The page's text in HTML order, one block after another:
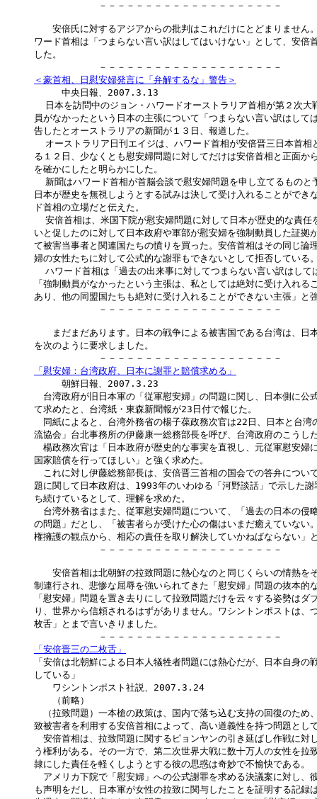
－－－－－－－－－－－－－－－－－－－－
安倍氏に対するアジアからの批判はこれだけにとどまりません
ワード首相は「つまらない言い訳はしてはいけない」として、安倍
した。
＜豪首相、日慰安婦発言に「弁解するな」警告＞
中央日報、2007.3.13
日本を訪問中のジョン・ハワードオーストラリア首相が第２次大
員がなかったという日本の主張について「つまらない言い訳はして
告したとオーストラリアの新聞が１３日、報道した。
オーストラリア日刊エイジは、ハワード首相が安倍晋三日本首相
る１２日、少なくとも慰安婦問題に対してだけは安倍首相と正面か
を確かにしたと明らかにした。
新聞はハワード首相が首脳会談で慰安婦問題を申し立てるものと
日本が歴史を無視しようとする試みは決して受け入れることができ
ド首相の立場だと伝えた。
安倍首相は、米国下院が慰安婦問題に対して日本が歴史的な責任
いと促したのに対して日本政府や軍部が慰安婦を強制動員した証拠
て被害当事者と関連国たちの憤りを買った。安倍首相はその同じ論
婦の女性たちに対して公式的な謝罪もできないとして拒否している
ハワード首相は「過去の出来事に対してつまらない言い訳はして
「強制動員がなかったという主張は、私としては絶対に受け入れる
あり、他の同盟国たちも絶対に受け入れることができない主張」
－－－－－－－－－－－－－－－－－－－－
まだまだあります。日本の戦争による被害国である台湾は、日
を次のように要求しました。
「慰安婦：台湾政府、日本に謝罪と賠償求める」
朝鮮日報、2007.3.23
台湾政府が旧日本軍の「従軍慰安婦」の問題に関し、日本側に公
て求めたと、台湾紙・東森新聞報が23日付で報じた。
同紙によると、台湾外務省の楊子葆政務次官は22日、日本と台湾
流協会」台北事務所の伊藤康一総務部長を呼び、台湾政府のこうし
楊政務次官は「日本政府が歴史的な事実を直視し、元従軍慰安婦
国家賠償を行ってほしい」と強く求めた。
これに対し伊藤総務部長は、安倍晋三首相の国会での答弁につい
題に関して日本政府は、1993年のいわゆる「河野談話」で示した
ち続けているとして、理解を求めた。
台湾外務省はまた、従軍慰安婦問題について、「過去の日本の侵
の問題」だとし、「被害者らが受けた心の傷はいまだ癒えていない
権擁護の観点から、相応の責任を取り解決していかねばならない
－－－－－－－－－－－－－－－－－－－－
安倍首相は北朝鮮の拉致問題に熱心なのと同じくらいの情熱を
制連行され、悲惨な屈辱を強いられてきた「慰安婦」問題の抜本的
「慰安婦」問題を置き去りにして拉致問題だけを云々する姿勢はダ
り、世界から信頼されるはずがありません。ワシントンポストは、
枚舌」とまで言いきりました。
「安倍晋三の二枚舌」
「安倍は北朝鮮による日本人犠牲者問題には熱心だが、日本自身の
している」
ワシントンポスト社説、2007.3.24
（前略）
（拉致問題）一本槍の政策は、国内で落ち込む支持の回復のため
致被害者を利用する安倍首相によって、高い道義性を持つ問題とし
安倍首相は、拉致問題に関するピョンヤンの引き延ばし作戦に対
う権利がある。その一方で、第二次世界大戦に数十万人の女性を拉
隷にした責任を軽くしようとする彼の思惑は奇妙で不愉快である。
アメリカ下院で「慰安婦」への公式謝罪を求める決議案に対し、
も声明をだし、日本軍が女性の拉致に関与したことを証明する記録